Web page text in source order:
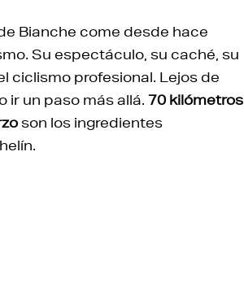
Bianche come desde hace
Su espectáculo, su caché, su
ciclismo profesional. Lejos de
ir un paso más allá. 70 kilómetros
son los ingredientes